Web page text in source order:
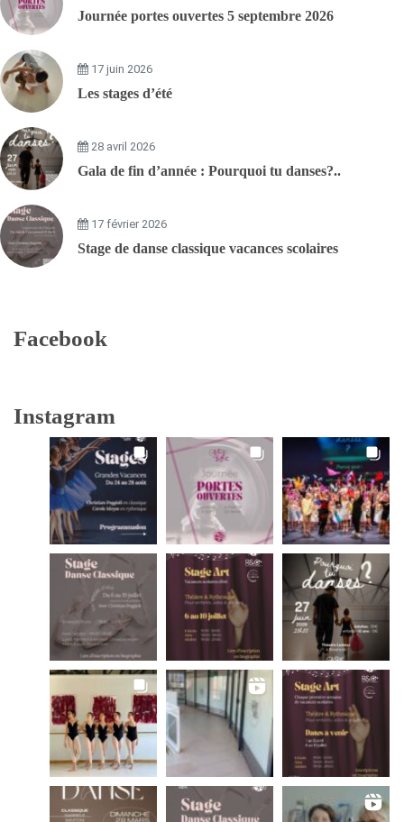
Journée portes ouvertes 5 septembre 2026
17 juin 2026
Les stages d’été
28 avril 2026
Gala de fin d’année : Pourquoi tu danses?..
17 février 2026
Stage de danse classique vacances scolaires
Facebook
Instagram